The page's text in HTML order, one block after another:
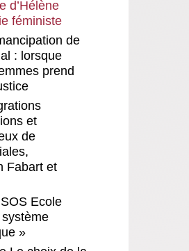
et réforme
passage du
qui se
aux
19 pour les
face à la
ou encore
rouge,
contre l’Ébola
Joe Biden :
?
d’Hélène
féministe
de
: lorsque
prend
et
de
Fabart et
Ecole
»